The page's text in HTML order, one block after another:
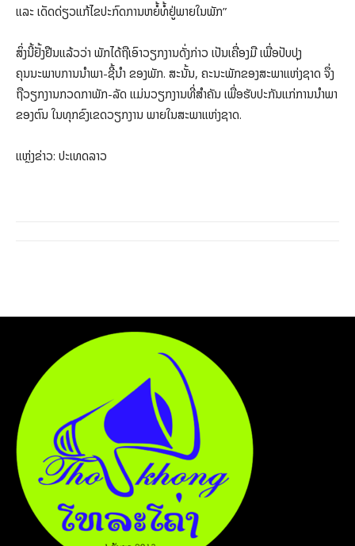
ແລະ ເດັດດ່ຽວແກ້ໄຂປະກົດການຫຍໍ້ທໍ້ຢູ່ພາຍໃນພັກ”
ສິ່ງນີ້ຢັ້ງຢືນແລ້ວວ່າ ພັກໄດ້ຖືເອົາວຽກງານດັ່ງກ່າວ ເປັນເຄື່ອງມື ເພື່ອປັບປຸງ
ຄຸນນະພາບການນຳພາ-ຊີ້ນຳ ຂອງພັກ. ສະນັ້ນ, ຄະນະພັກຂອງສະພາແຫ່ງຊາດ ຈຶ່ງ
ຖືວຽກງານກວດກາພັກ-ລັດ ແມ່ນວຽກງານທີ່ສໍາຄັນ ເພື່ອຮັບປະກັນແກ່ການນຳພາ
ຂອງຕົນ ໃນທຸກຂົງເຂດວຽກງານ ພາຍໃນສະພາແຫ່ງຊາດ.
ແຫຼ່ງຂ່າວ: ປະເທດລາວ